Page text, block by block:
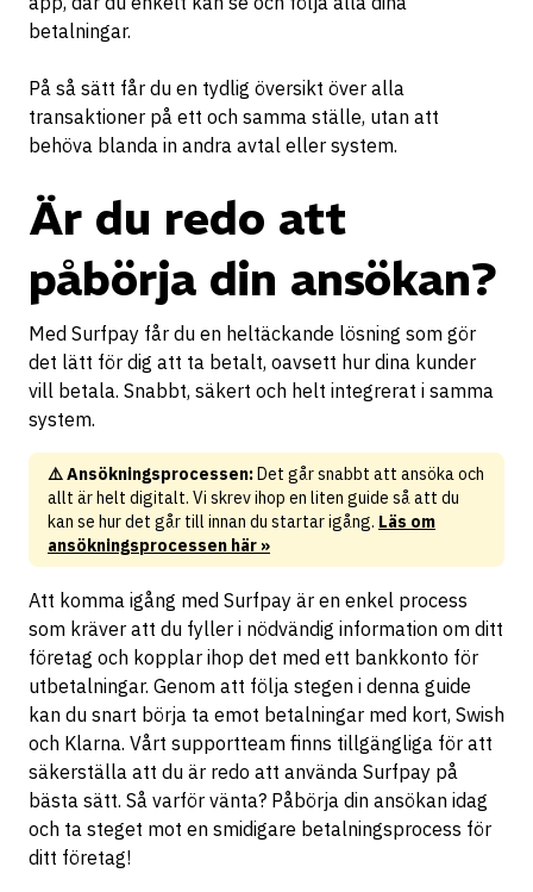
betalningar.
På så sätt får du en tydlig översikt över alla
transaktioner på ett och samma ställe, utan att
behöva blanda in andra avtal eller system.
Är du redo att
påbörja din ansökan?
Med Surfpay får du en heltäckande lösning som gör
det lätt för dig att ta betalt, oavsett hur dina kunder
vill betala. Snabbt, säkert och helt integrerat i samma
system.
⚠️ Ansökningsprocessen:Det går snabbt att ansöka och
allt är helt digitalt. Vi skrev ihop en liten guide så att du
kan se hur det går till innan du startar igång. Läs om
ansökningsprocessen här »
Att komma igång med Surfpay är en enkel process
som kräver att du fyller i nödvändig information om ditt
företag och kopplar ihop det med ett bankkonto för
utbetalningar. Genom att följa stegen i denna guide
kan du snart börja ta emot betalningar med kort, Swish
och Klarna. Vårt supportteam finns tillgängliga för att
säkerställa att du är redo att använda Surfpay på
bästa sätt. Så varför vänta? Påbörja din ansökan idag
och ta steget mot en smidigare betalningsprocess för
ditt företag!